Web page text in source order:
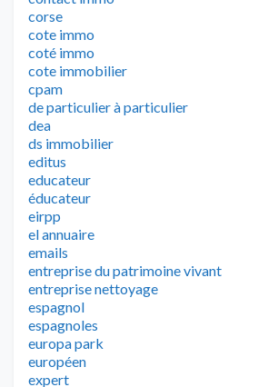
corse
cote immo
coté immo
cote immobilier
cpam
de particulier à particulier
dea
ds immobilier
editus
educateur
éducateur
eirpp
el annuaire
emails
entreprise du patrimoine vivant
entreprise nettoyage
espagnol
espagnoles
europa park
européen
expert